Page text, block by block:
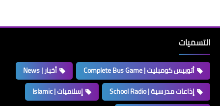
التسميات
أتوبيس كومبليت | Complete Bus Game
أخبار | News
إذاعات مدرسية | School Radio
إسلاميات | Islamic